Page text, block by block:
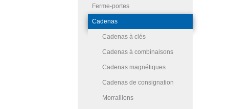
Ferme-portes
Cadenas
Cadenas à clés
Cadenas à combinaisons
Cadenas magnétiques
Cadenas de consignation
Morraillons